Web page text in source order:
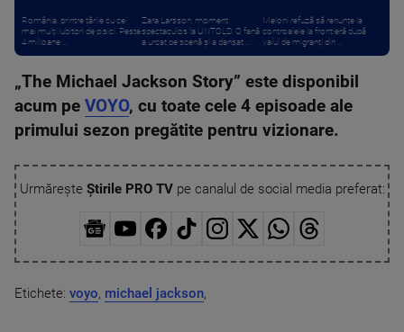
România, printre țările cu cei
mai mulți iubitori de pisici. Peste
4 milioane ...
Zara Larsson, moment
spectaculos la UNTOLD. O fană
a urcat pe scenă și a dansat ...
Meloni refuză să renunțe la
controalele la frontieră după
valul de migranți din ...
„The Michael Jackson Story” este disponibil
acum pe VOYO, cu toate cele 4 episoade ale
primului sezon pregătite pentru vizionare.
Urmărește Știrile PRO TVpe canalul de social media preferat:
Etichete: voyo, michael jackson,